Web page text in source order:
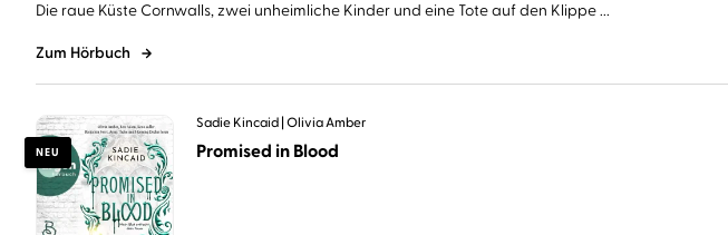
Die raue Küste Cornwalls, zwei unheimliche Kinder und eine Tote auf den Klippe ...
Zum Hörbuch
NEU
Sadie Kincaid Olivia Amber
Promised in Blood